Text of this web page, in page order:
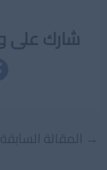
شارك على
Post
→ المقالة السابقة